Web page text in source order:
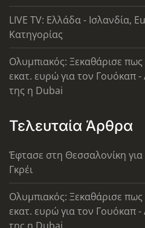
LIVE TV: Ελλάδα - Ισλανδία,
Κατηγορίας
Ολυμπιακός: Ξεκαθάρισε
εκατ. ευρώ για τον Γουόκαπ
της η Dubai
Τελευταία Άρθρα
Έφτασε στη Θεσσαλονίκη
Γκρέι
Ολυμπιακός: Ξεκαθάρισε
εκατ. ευρώ για τον Γουόκαπ